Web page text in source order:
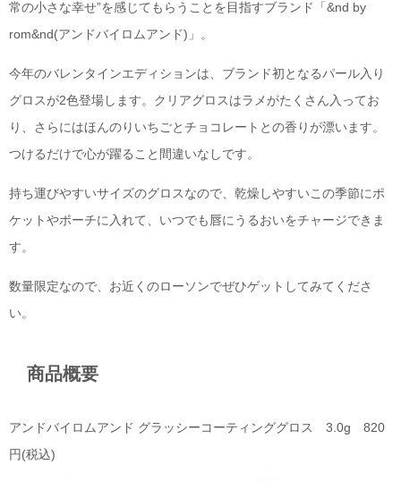
常の小さな幸せ”を感じてもらうことを目指すブランド「&nd by
rom&nd(アンドバイロムアンド)」。
今年のバレンタインエディションは、ブランド初となるパール入り
グロスが2色登場します。クリアグロスはラメがたくさん入ってお
り、さらにはほんのりいちごとチョコレートとの香りが漂います。
つけるだけで心が躍ること間違いなしです。
持ち運びやすいサイズのグロスなので、乾燥しやすいこの季節にポ
ケットやポーチに入れて、いつでも唇にうるおいをチャージできま
す。
数量限定なので、お近くのローソンでぜひゲットしてみてくださ
い。
商品概要
アンドバイロムアンド グラッシーコーティンググロス 3.0g 820
円(税込)